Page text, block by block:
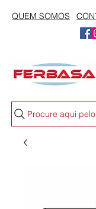
QUEM SOMOS
Procure aqui